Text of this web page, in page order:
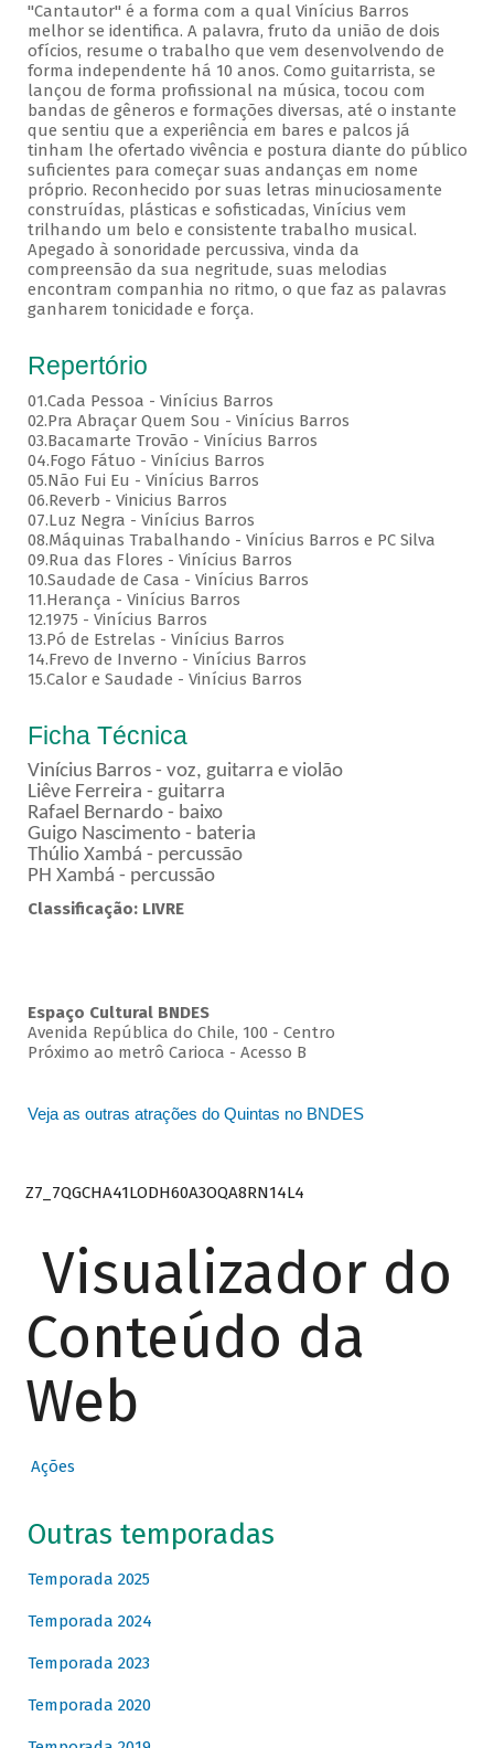
"Cantautor" é a forma com a qual Vinícius Barros
melhor se identifica. A palavra, fruto da união de dois
ofícios, resume o trabalho que vem desenvolvendo de
forma independente há 10 anos. Como guitarrista, se
lançou de forma profissional na música, tocou com
bandas de gêneros e formações diversas, até o instante
que sentiu que a experiência em bares e palcos já
tinham lhe ofertado vivência e postura diante do público
suficientes para começar suas andanças em nome
próprio. Reconhecido por suas letras minuciosamente
construídas, plásticas e sofisticadas, Vinícius vem
trilhando um belo e consistente trabalho musical.
Apegado à sonoridade percussiva, vinda da
compreensão da sua negritude, suas melodias
encontram companhia no ritmo, o que faz as palavras
ganharem tonicidade e força.
Repertório
01.Cada Pessoa - Vinícius Barros
02.Pra Abraçar Quem Sou - Vinícius Barros
03.Bacamarte Trovão - Vinícius Barros
04.Fogo Fátuo - Vinícius Barros
05.Não Fui Eu - Vinícius Barros
06.Reverb - Vinicius Barros
07.Luz Negra - Vinícius Barros
08.Máquinas Trabalhando - Vinícius Barros e PC Silva
09.Rua das Flores - Vinícius Barros
10.Saudade de Casa - Vinícius Barros
11.Herança - Vinícius Barros
12.1975 - Vinícius Barros
13.Pó de Estrelas - Vinícius Barros
14.Frevo de Inverno - Vinícius Barros
15.Calor e Saudade - Vinícius Barros
Ficha Técnica
Vinícius Barros - voz, guitarra e violão
Liêve Ferreira - guitarra
Rafael Bernardo - baixo
Guigo Nascimento - bateria
Thúlio Xambá - percussão
PH Xambá - percussão
Classificação: LIVRE
Espaço Cultural BNDES
Avenida República do Chile, 100 - Centro
Próximo ao metrô Carioca - Acesso B
Veja as outras atrações do Quintas no BNDES
Z7_7QGCHA41LODH60A3OQA8RN14L4
Visualizador do
Conteúdo da
Web
Ações
Outras temporadas
Temporada 2025
Temporada 2024
Temporada 2023
Temporada 2020